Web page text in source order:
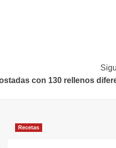
con 130 rellenos
Recetas